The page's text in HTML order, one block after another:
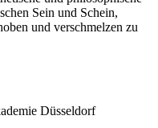
Sein und Schein,
und verschmelzen zu
Düsseldorf